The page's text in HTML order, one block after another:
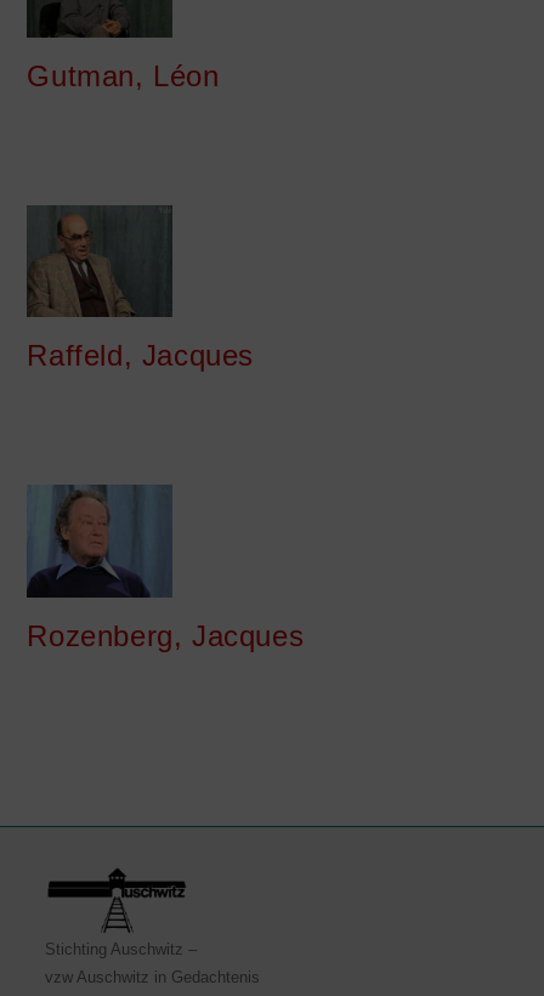
Gutman, Léon
Raffeld, Jacques
Rozenberg, Jacques
Stichting Auschwitz –
vzw Auschwitz in Gedachtenis